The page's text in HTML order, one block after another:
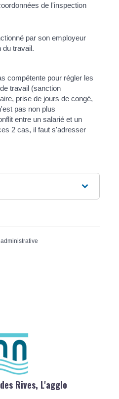
de l'inspection
par son employeur
du travail.
compétente pour régler les
travail (sanction
prise de jours de congé,
pas non plus
entre un salarié et un
2 cas, il faut s'adresser
Rives, L'agglo